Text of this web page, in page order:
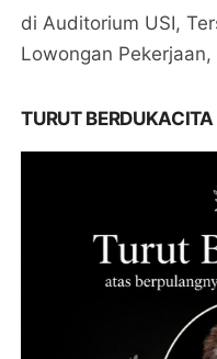
di Auditorium USI,
Lowongan
TURUT BERDUKACITA